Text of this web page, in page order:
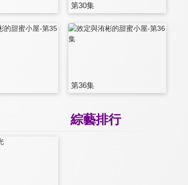
第30集
第36集
綜藝排行